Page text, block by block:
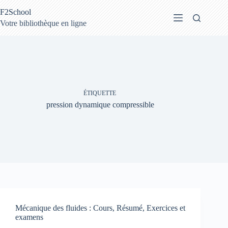
au
contenu
F2School
Votre bibliothèque en ligne
ÉTIQUETTE
pression dynamique compressible
Mécanique des fluides : Cours, Résumé, Exercices et
examens